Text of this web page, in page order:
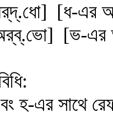
[ধ-এর
[ভ-এর
হ-এর সাথে